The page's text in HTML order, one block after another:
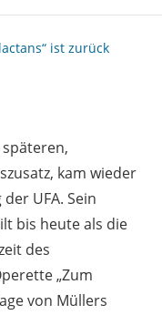
ist zurück
kam wieder
UFA. Sein
bis heute als die
des
„Zum
von Müllers